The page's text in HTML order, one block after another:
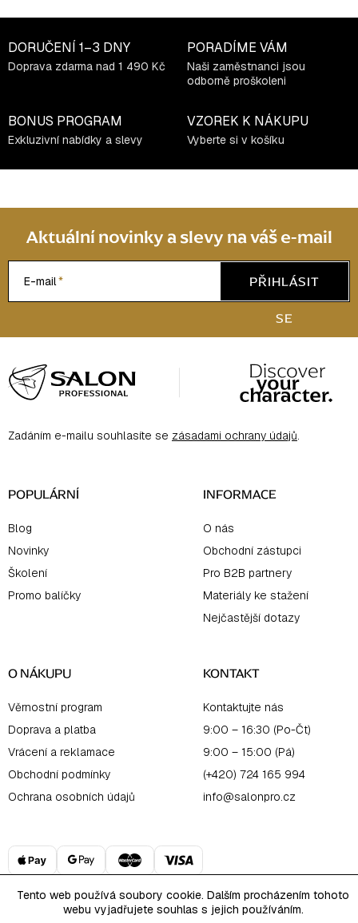
Tento web používá soubory cookie. Dalším procházením tohoto
webu vyjadřujete souhlas s jejich používáním.
DORUČENÍ 1–3 DNY
Doprava zdarma nad 1 490 Kč
PORADÍME VÁM
Naši zaměstnanci jsou
odborně proškoleni
BONUS PROGRAM
Exkluzivní nabídky a slevy
VZOREK K NÁKUPU
Vyberte si v košíku
Aktuální novinky a slevy na váš e-mail
E-mail
PŘIHLÁSIT
SE
á
p
Zadáním e-mailu souhlasíte se zásadami ochrany údajů.
POPULÁRNÍ
Blog
Novinky
Školení
Promo balíčky
INFORMACE
O nás
Obchodní zástupci
Pro B2B partnery
Materiály ke stažení
Nejčastější dotazy
O NÁKUPU
Věrnostní program
Doprava a platba
Vrácení a reklamace
Obchodní podmínky
Ochrana osobních údajů
KONTAKT
Kontaktujte nás
9:00 – 16:30 (Po-Čt)
9:00 – 15:00 (Pá)
(+420) 724 165 994
info@salonpro.cz